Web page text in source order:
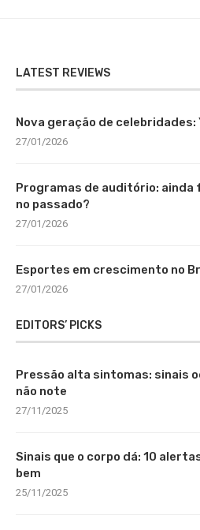
LATEST REVIEWS
Nova geração de celebridades:
27/01/2026
Programas de auditório: ainda
no passado?
27/01/2026
Esportes em crescimento no
27/01/2026
EDITORS’ PICKS
Pressão alta sintomas: sinais
não note
27/11/2025
Sinais que o corpo dá: 10
bem
25/11/2025